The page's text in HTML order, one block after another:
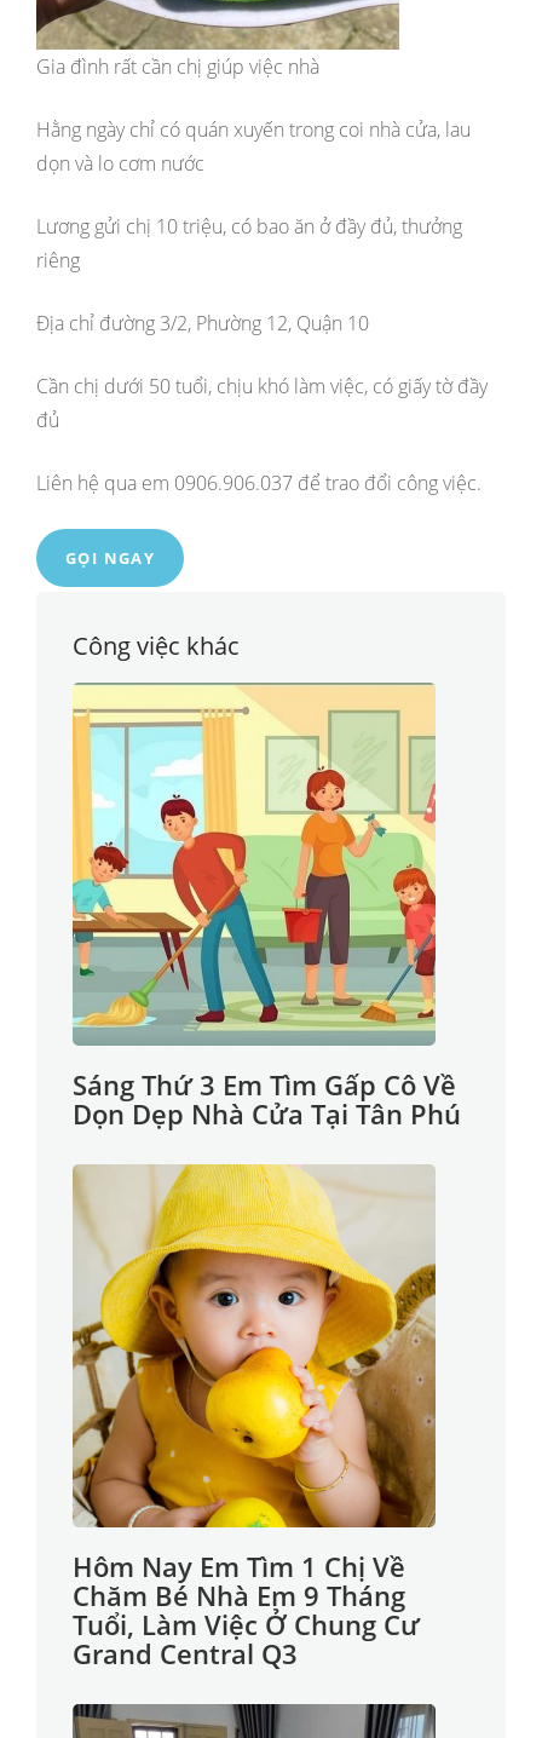
Gia đình rất cần chị giúp việc nhà
Hằng ngày chỉ có quán xuyến trong coi nhà cửa, lau
dọn và lo cơm nước
Lương gửi chị 10 triệu, có bao ăn ở đầy đủ, thưởng
riêng
Địa chỉ đường 3/2, Phường 12, Quận 10
Cần chị dưới 50 tuổi, chịu khó làm việc, có giấy tờ đầy
đủ
Liên hệ qua em 0906.906.037 để trao đổi công việc.
GỌI NGAY
Công việc khác
Sáng Thứ 3 Em Tìm Gấp Cô Về
Dọn Dẹp Nhà Cửa Tại Tân Phú
Hôm Nay Em Tìm 1 Chị Về
Chăm Bé Nhà Em 9 Tháng
Tuổi, Làm Việc Ở Chung Cư
Grand Central Q3